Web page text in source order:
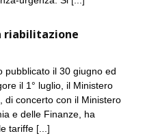
riabilitazione
pubblicato il 30 giugno ed
il 1° luglio, il Ministero
di concerto con il Ministero
e delle Finanze, ha
tariffe [...]